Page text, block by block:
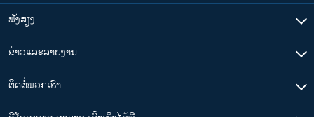
ຟັງສຽງ
ຂ່າວແລະລາຍງານ
ຕິດຕໍ່ພວກເຮົາ